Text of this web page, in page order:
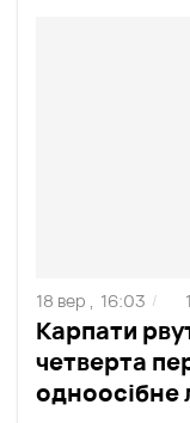
Карпати
четверта
одноосібне
18 вер , 16:03 /